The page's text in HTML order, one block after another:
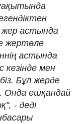
жер астында
жертөле
астында
кезінде мен
Бұл жерде
Онда ешқандай
- деді